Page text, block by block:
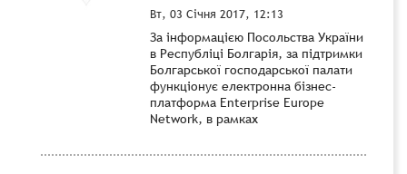
Вт, 03 Січня 2017, 12:13
За інформацією Посольства України
в Республіці Болгарія, за підтримки
Болгарської господарської палати
функціонує електронна бізнес-
платформа Enterprise Europe
Network, в рамках